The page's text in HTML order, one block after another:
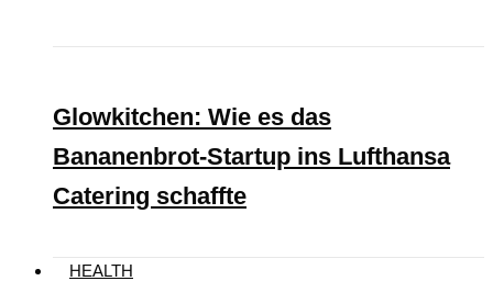
Glowkitchen: Wie es das
Bananenbrot-Startup ins Lufthansa
Catering schaffte
HEALTH